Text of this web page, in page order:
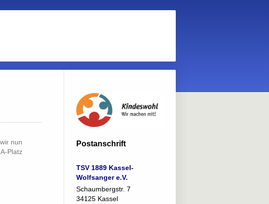
nun
Platz
Postanschrift
TSV 1889 Kassel-
Wolfsanger e.V.
Schaumbergstr. 7
34125 Kassel